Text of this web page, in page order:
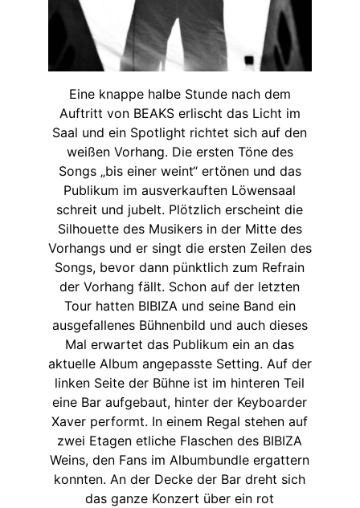
Eine knappe halbe Stunde nach dem
Auftritt von BEAKS erlischt das Licht im
Saal und ein Spotlight richtet sich auf den
weißen Vorhang. Die ersten Töne des
Songs „bis einer weint“ ertönen und das
Publikum im ausverkauften Löwensaal
schreit und jubelt. Plötzlich erscheint die
Silhouette des Musikers in der Mitte des
Vorhangs und er singt die ersten Zeilen des
Songs, bevor dann pünktlich zum Refrain
der Vorhang fällt. Schon auf der letzten
Tour hatten BIBIZA und seine Band ein
ausgefallenes Bühnenbild und auch dieses
Mal erwartet das Publikum ein an das
aktuelle Album angepasste Setting. Auf der
linken Seite der Bühne ist im hinteren Teil
eine Bar aufgebaut, hinter der Keyboarder
Xaver performt. In einem Regal stehen auf
zwei Etagen etliche Flaschen des BIBIZA
Weins, den Fans im Albumbundle ergattern
konnten. An der Decke der Bar dreht sich
das ganze Konzert über ein rot